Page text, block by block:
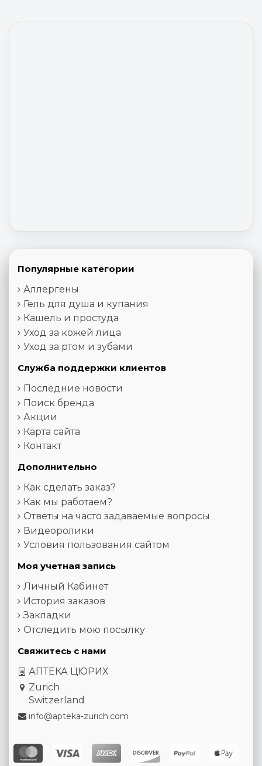
Популярные категории
Аллергены
Гель для душа и купания
Кашель и простуда
Уход за кожей лица
Уход за ртом и зубами
Служба поддержки клиентов
Последние новости
Поиск бренда
Акции
Карта сайта
Контакт
Дополнительно
Как сделать заказ?
Как мы работаем?
Ответы на часто задаваемые вопросы
Видеоролики
Условия пользования сайтом
Моя учетная запись
Личный Кабинет
История заказов
Закладки
Отследить мою посылку
Свяжитесь с нами
АПТЕКА ЦЮРИХ
Zurich
Switzerland
info@apteka-zurich.com